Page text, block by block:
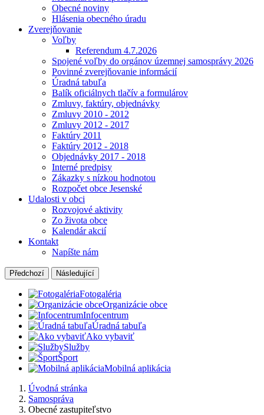
Obecné noviny
Hlásenia obecného úradu
Zverejňovanie
Voľby
Referendum 4.7.2026
Spojené voľby do orgánov územnej samosprávy 2026
Povinné zverejňovanie informácií
Úradná tabuľa
Balík oficiálnych tlačív a formulárov
Zmluvy, faktúry, objednávky
Zmluvy 2010 - 2012
Zmluvy 2012 - 2017
Faktúry 2011
Faktúry 2012 - 2018
Objednávky 2017 - 2018
Interné predpisy
Zákazky s nízkou hodnotou
Rozpočet obce Jesenské
Udalosti v obci
Rozvojové aktivity
Zo života obce
Kalendár akcií
Kontakt
Napíšte nám
Předchozí Následující
Fotogaléria
Organizácie obce
Infocentrum
Úradná tabuľa
Ako vybaviť
Služby
Šport
Mobilná aplikácia
Úvodná stránka
Samospráva
Obecné zastupiteľstvo